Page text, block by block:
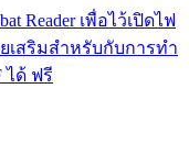
Reader เพื่อไว้เปิดไฟ
เสริมสำหรับกับการทำ
ได้ ฟรี